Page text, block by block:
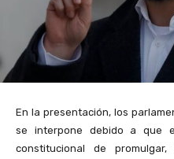
En la presentación, los
se interpone debido a que
constitucional de